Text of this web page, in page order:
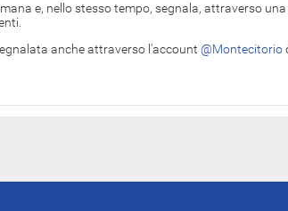
e, nello stesso tempo, segnala, attraverso
anche attraverso l'account @Montecitorio